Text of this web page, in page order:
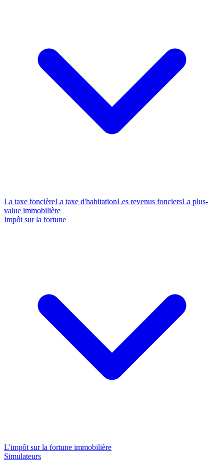
La taxe foncièreLa taxe d'habitationLes revenus fonciersLa plus-
value immobilière
Impôt sur la fortune
L'impôt sur la fortune immobilière
Simulateurs